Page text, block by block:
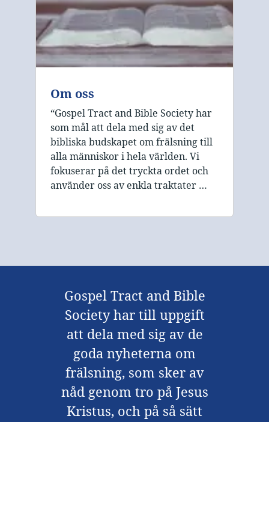
Om oss
“Gospel Tract and Bible Society har
som mål att dela med sig av det
bibliska budskapet om frälsning till
alla människor i hela världen. Vi
fokuserar på det tryckta ordet och
använder oss av enkla traktater …
Gospel Tract and Bible
Society har till uppgift
att dela med sig av de
goda nyheterna om
frälsning, som sker av
nåd genom tro på Jesus
Kristus, och på så sätt